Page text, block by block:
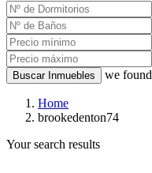
Buscar Inmuebles we found
Home
brookedenton74
Your search results